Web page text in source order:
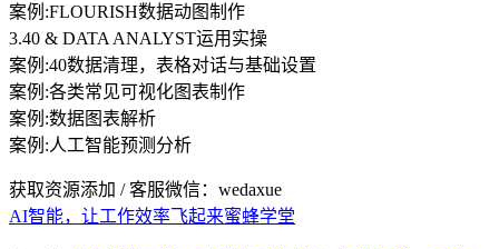
案例:FLOURISH数据动图制作
3.40 & DATA ANALYST运用实操
案例:40数据清理，表格对话与基础设置
案例:各类常见可视化图表制作
案例:数据图表解析
案例:人工智能预测分析
获取资源添加 / 客服微信：wedaxue
AI智能，让工作效率飞起来蜜蜂学堂